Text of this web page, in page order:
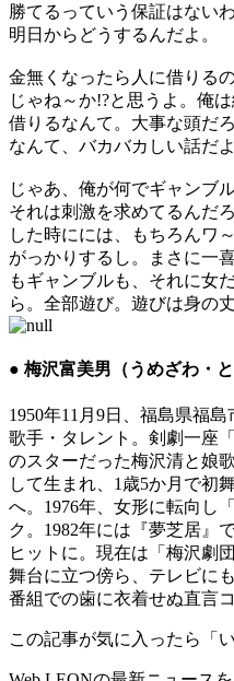
勝てるっていう保証はない
明日からどうするんだよ。
金無くなったら人に借りる
じゃね～か!?と思うよ。俺
借りるなんて。大事な頭だ
なんて、バカバカしい話だよ
じゃあ、俺が何でギャンブ
それは刺激を求めてるんだ
した時にには、もちろんワ
がっかりするし。まさに一
もギャンブルも、それに女
ら。全部遊び。遊びは身の
● 梅沢富美男（うめざわ・と
1950年11月9日、福島県福
歌手・タレント。剣劇一座
のスターだった梅沢清と娘
して生まれ、1歳5か月で初
へ。1976年、女形に転向し
ク。1982年には『夢芝居』
ヒットに。現在は「梅沢劇
舞台に立つ傍ら、テレビに
番組での歯に衣着せぬ直言
この記事が気に入ったら「